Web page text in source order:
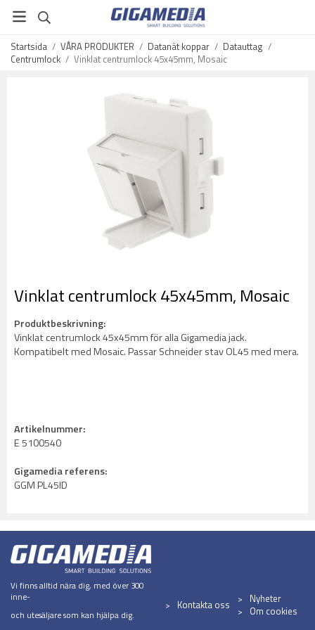
Startsida / VÅRA PRODUKTER / Datanät koppar / Datauttag /
Centrumlock / Vinklat centrumlock 45x45mm, Mosaic
Vinklat centrumlock 45x45mm, Mosaic
Produktbeskrivning:
Vinklat centrumlock 45x45mm för alla Gigamedia jack.
Kompatibelt med Mosaic. Passar Schneider stav OL45 med mera.
Artikelnummer:
E 5100540
Gigamedia referens:
GGM PL45ID
Vi finns alltid nära dig, med över 300
inne-
och utesäljare som kan hjälpa dig.
Kontakta oss
Nyheter
Om cookies